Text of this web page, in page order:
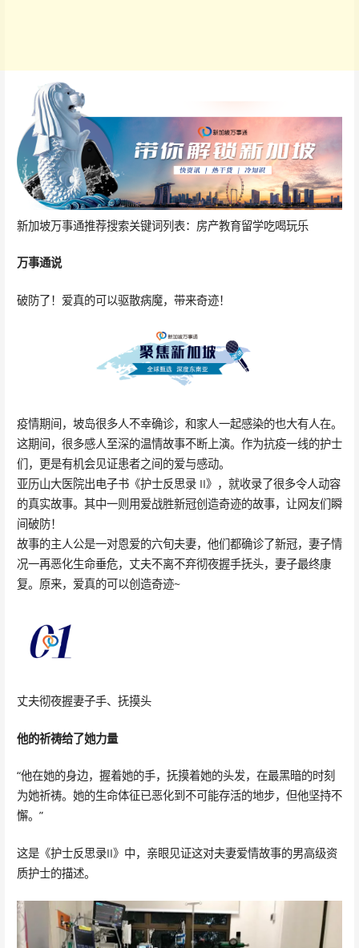
新加坡万事通推荐搜索关键词列表：房产教育留学吃喝玩乐
万事通说
破防了！爱真的可以驱散病魔，带来奇迹！
疫情期间，坡岛很多人不幸确诊，和家人一起感染的也大有人在。
这期间，很多感人至深的温情故事不断上演。作为抗疫一线的护士
们，更是有机会见证患者之间的爱与感动。
亚历山大医院出电子书《护士反思录 II》，就收录了很多令人动容
的真实故事。其中一则用爱战胜新冠创造奇迹的故事，让网友们瞬
间破防！
故事的主人公是一对恩爱的六旬夫妻，他们都确诊了新冠，妻子情
况一再恶化生命垂危，丈夫不离不弃彻夜握手抚头，妻子最终康
复。原来，爱真的可以创造奇迹~
丈夫彻夜握妻子手、抚摸头
他的祈祷给了她力量
“他在她的身边，握着她的手，抚摸着她的头发，在最黑暗的时刻
为她祈祷。她的生命体征已恶化到不可能存活的地步，但他坚持不
懈。”
这是《护士反思录II》中，亲眼见证这对夫妻爱情故事的男高级资
质护士的描述。